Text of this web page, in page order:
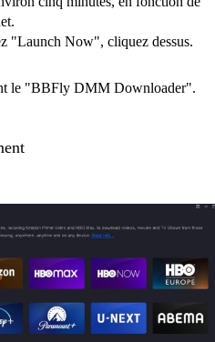
"Launch Now", cliquez dessus.
le "BBFly DMM Downloader".